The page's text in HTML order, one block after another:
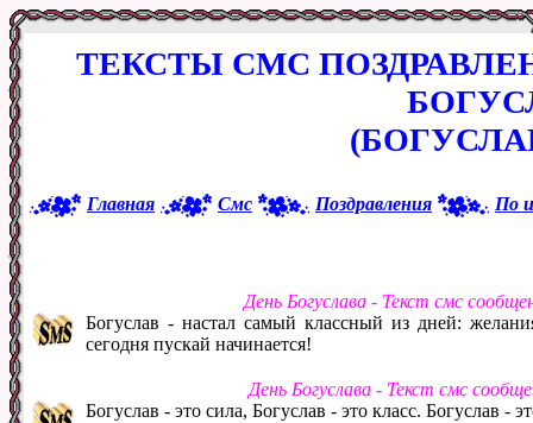
ТЕКСТЫ СМС
Главная Смс Поздравления По
День Богуслава - Текст смс
Богуслав - настал самый классный из дней:
сегодня пускай начинается!
День Богуслава - Текст смс
Богуслав - это сила, Богуслав - это класс. Богуслав -